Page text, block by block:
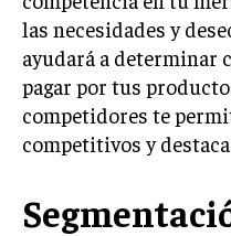
PUBLICIDAD
VENTAS Y
GESTIÓN DE
COMUNICACIÓN
GESTIÓN DE MARCA
las necesidades y
ayudará a determinar
pagar por tus
competidores te
competitivos y